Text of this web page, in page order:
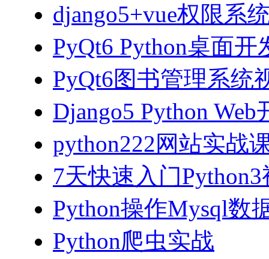
django5+vue权限系
PyQt6 Python桌面开
PyQt6图书管理系统
Django5 Python
python222网站实战
7天快速入门
Python操作Mysql数
Python爬虫实战